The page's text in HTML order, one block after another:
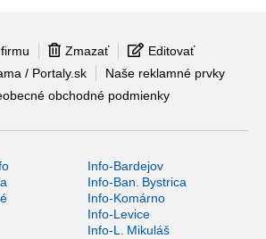
Zmazať
Editovať
/ Portaly.sk
Naše reklamné prvky
obchodné podmienky
Info-Bardejov
Info-Ban. Bystrica
Info-Komárno
Info-Levice
Info-L. Mikuláš